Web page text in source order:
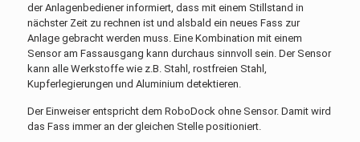
der Anlagenbediener informiert, dass mit einem Stillstand in
nächster Zeit zu rechnen ist und alsbald ein neues Fass zur
Anlage gebracht werden muss. Eine Kombination mit einem
Sensor am Fassausgang kann durchaus sinnvoll sein. Der Sensor
kann alle Werkstoffe wie z.B. Stahl, rostfreien Stahl,
Kupferlegierungen und Aluminium detektieren.
Der Einweiser entspricht dem RoboDock ohne Sensor. Damit wird
das Fass immer an der gleichen Stelle positioniert.